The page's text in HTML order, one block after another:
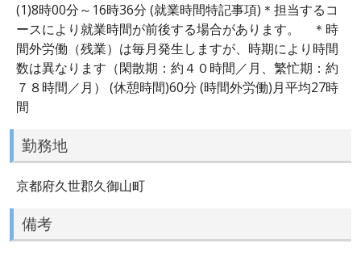
(1)8時00分～16時36分 (就業時間特記事項)＊担当するコ
ースにより就業時間が前後する場合があります。 ＊時
間外労働（残業）は毎月発生しますが、時期により時間
数は異なります（閑散期：約４０時間／月、繁忙期：約
７８時間／月） (休憩時間)60分 (時間外労働)月平均27時
間
勤務地
京都府久世郡久御山町
備考